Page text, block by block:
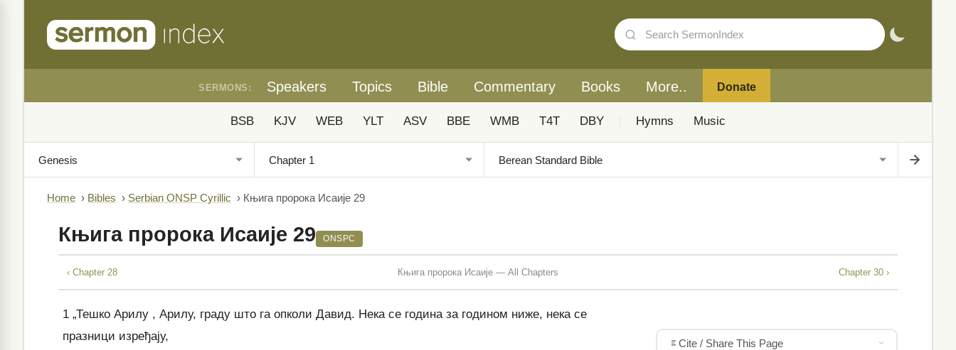
SERMONS: Speakers Topics Bible Commentary Books More.. Donate
BSB KJV WEB YLT ASV BBE WMB T4T DBY Hymns Music
Home › Bibles › Serbian ONSP Cyrillic › Књига пророка Исаије 29
Књига пророка Исаије 29 ONSPC
‹ Chapter 28 Књига пророка Исаије — All Chapters Chapter 30 ›
1 „Тешко Арилу , Арилу, граду што га опколи Давид. Нека се година за годином ниже, нека се
празници изређају,
Cite / Share This Page